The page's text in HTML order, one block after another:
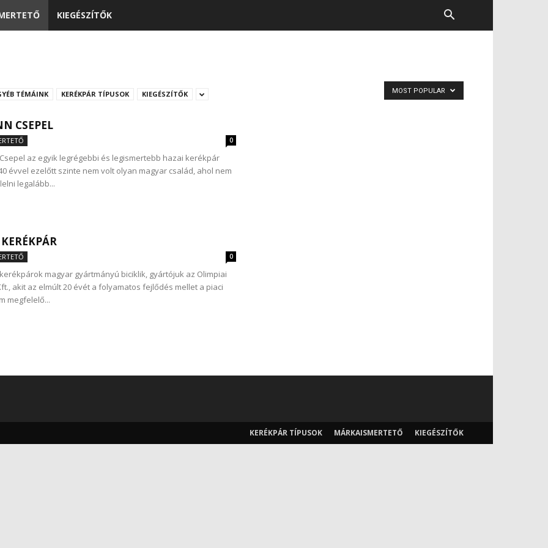
KIEGÉSZÍTŐK
TÉMÁINK KERÉKPÁR TÍPUSOK KIEGÉSZÍTŐK MOST POPULAR
CSEPEL
0
az egyik legrégebbi és legismertebb hazai kerékpár
évvel ezelőtt szinte nem volt olyan magyar család, ahol nem
legalább...
0
magyar gyártmányú biciklik, gyártójuk az Olimpiai
akit az elmúlt 20 évét a folyamatos fejlődés mellet a piaci
megfelelő...
KERÉKPÁR TÍPUSOK MÁRKAISMERTETŐ KIEGÉSZÍTŐK